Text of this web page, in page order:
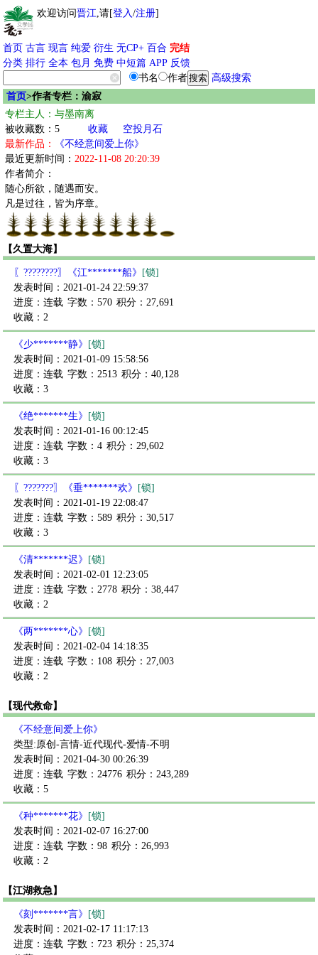
欢迎访问晋江,请[登入/注册]
首页 古言 现言 纯爱 衍生 无CP+ 百合 完结
分类 排行 全本 包月 免费 中短篇 APP 反馈
书名
作者
高级搜索
首页>作者专栏：渝寂
专栏主人：与墨南离
被收藏数：5
收藏
空投月石
最新作品：
《不经意间爱上你》
最近更新时间： 2022-11-08 20:20:39
作者简介：
随心所欲，随遇而安。
凡是过往，皆为序章。
【久置大海】
〖????????〗《江*******船》
[锁]
发表时间：2021-01-24 22:59:37
进度：连载 字数：570 积分：27,691
收藏：2
《少*******静》
[锁]
发表时间：2021-01-09 15:58:56
进度：连载 字数：2513 积分：40,128
收藏：3
《绝*******生》
[锁]
发表时间：2021-01-16 00:12:45
进度：连载 字数：4 积分：29,602
收藏：3
〖???????〗《垂*******欢》
[锁]
发表时间：2021-01-19 22:08:47
进度：连载 字数：589 积分：30,517
收藏：3
《清*******迟》
[锁]
发表时间：2021-02-01 12:23:05
进度：连载 字数：2778 积分：38,447
收藏：2
《两*******心》
[锁]
发表时间：2021-02-04 14:18:35
进度：连载 字数：108 积分：27,003
收藏：2
【现代救命】
《不经意间爱上你》
类型:原创-言情-近代现代-爱情-不明
发表时间：2021-04-30 00:26:39
进度：连载 字数：24776 积分：243,289
收藏：5
《种*******花》
[锁]
发表时间：2021-02-07 16:27:00
进度：连载 字数：98 积分：26,993
收藏：2
【江湖救急】
《刻*******言》
[锁]
发表时间：2021-02-17 11:17:13
进度：连载 字数：723 积分：25,374